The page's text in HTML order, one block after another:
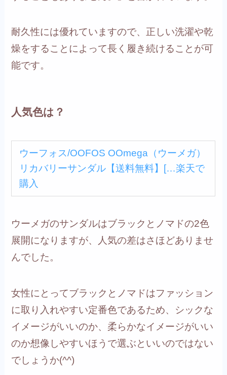
耐久性には優れていますので、正しい洗濯や乾
燥をすることによって長く履き続けることが可
能です。
人気色は？
ウーフォス/OOFOS OOmega（ウーメガ）
リカバリーサンダル【送料無料】[…楽天で
購入
ウーメガのサンダルはブラックとノマドの2色
展開になりますが、人気の差はさほどありませ
んでした。
女性にとってブラックとノマドはファッション
に取り入れやすい定番色であるため、シックな
イメージがいいのか、柔らかなイメージがいい
のか想像しやすいほうで選ぶといいのではない
でしょうか(^^)